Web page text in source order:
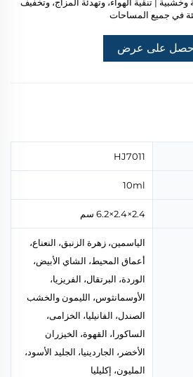
زهرية وخشبية | تنقية الهواء، وتهدئة المزاج، وتخفيف
في جميع المساحات
احصل على عرض
HJ7011
10ml
2.4×2.4×6.2 سم
الياسمين، زهرة الزنبق، النعناع،
أعماق المحيط، الشاي الأبيض،
الوردة، البرتقال، الفريزيا،
الأوسمانثوس، الليمون والخشب
الصندل، الفانيليا، الخزامى،
الساكورا، القهوة، الخيزران
الأخضر، الجاردينيا، الجليد الأسود،
المليون، إكليليا